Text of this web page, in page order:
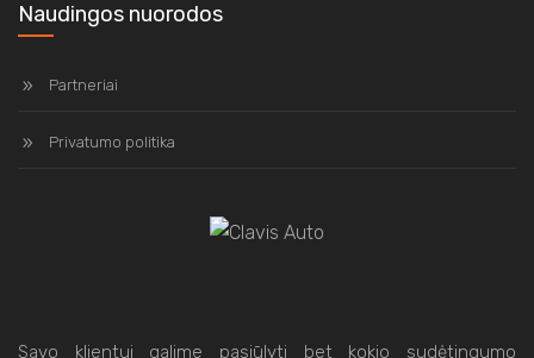
Naudingos nuorodos
Partneriai
Privatumo politika
Savo klientui galime pasiūlyti bet kokio sudėtingumo